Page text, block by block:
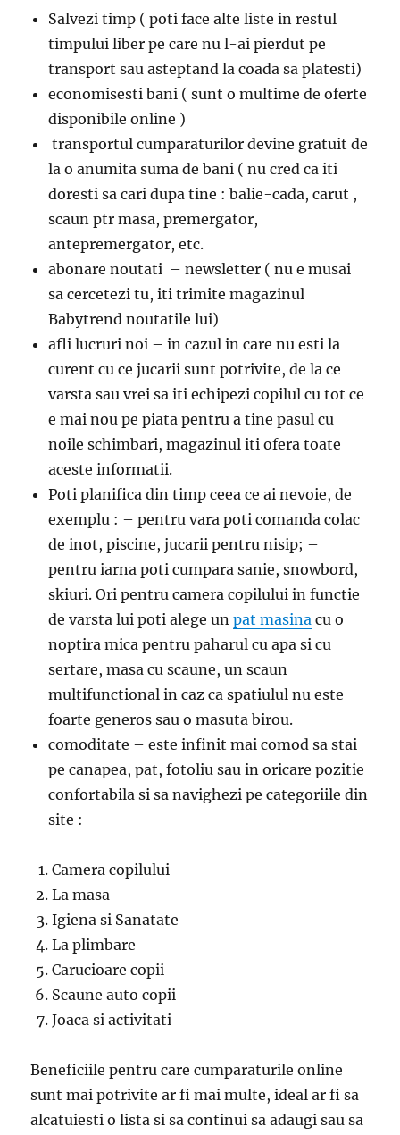
Salvezi timp ( poti face alte liste in restul
timpului liber pe care nu l-ai pierdut pe
transport sau asteptand la coada sa platesti)
economisesti bani ( sunt o multime de oferte
disponibile online )
transportul cumparaturilor devine gratuit de
la o anumita suma de bani ( nu cred ca iti
doresti sa cari dupa tine : balie-cada, carut ,
scaun ptr masa, premergator,
antepremergator, etc.
abonare noutati – newsletter ( nu e musai
sa cercetezi tu, iti trimite magazinul
Babytrend noutatile lui)
afli lucruri noi – in cazul in care nu esti la
curent cu ce jucarii sunt potrivite, de la ce
varsta sau vrei sa iti echipezi copilul cu tot ce
e mai nou pe piata pentru a tine pasul cu
noile schimbari, magazinul iti ofera toate
aceste informatii.
Poti planifica din timp ceea ce ai nevoie, de
exemplu : – pentru vara poti comanda colac
de inot, piscine, jucarii pentru nisip; –
pentru iarna poti cumpara sanie, snowbord,
skiuri. Ori pentru camera copilului in functie
de varsta lui poti alege unpat masina cu o
noptira mica pentru paharul cu apa si cu
sertare, masa cu scaune, un scaun
multifunctional in caz ca spatiulul nu este
foarte generos sau o masuta birou.
comoditate – este infinit mai comod sa stai
pe canapea, pat, fotoliu sau in oricare pozitie
confortabila si sa navighezi pe categoriile din
site :
Camera copilului
La masa
Igiena si Sanatate
La plimbare
Carucioare copii
Scaune auto copii
Joaca si activitati
Beneficiile pentru care cumparaturile online
sunt mai potrivite ar fi mai multe, ideal ar fi sa
alcatuiesti o lista si sa continui sa adaugi sau sa